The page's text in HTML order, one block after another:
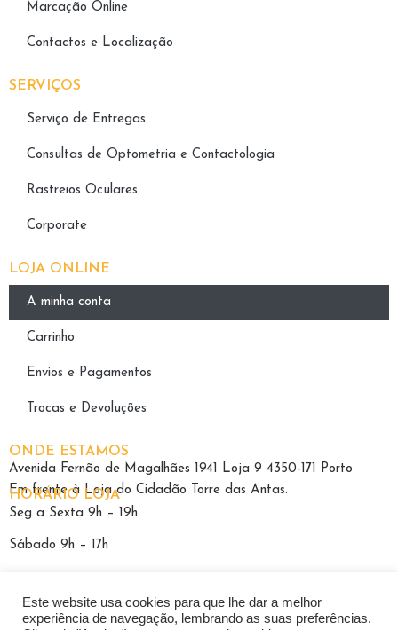
Marcação Online
Contactos e Localização
SERVIÇOS
Serviço de Entregas
Consultas de Optometria e Contactologia​
Rastreios Oculares
Corporate
LOJA ONLINE
A minha conta
Carrinho
Envios e Pagamentos
Trocas e Devoluções
ONDE ESTAMOS
Avenida Fernão de Magalhães 1941 Loja 9 4350-171 Porto
Em frente à Loja do Cidadão Torre das Antas.
HORÁRIO LOJA
Seg a Sexta 9h – 19h
Sábado 9h – 17h
Este website usa cookies para que lhe dar a melhor
experiência de navegação, lembrando as suas preferências.